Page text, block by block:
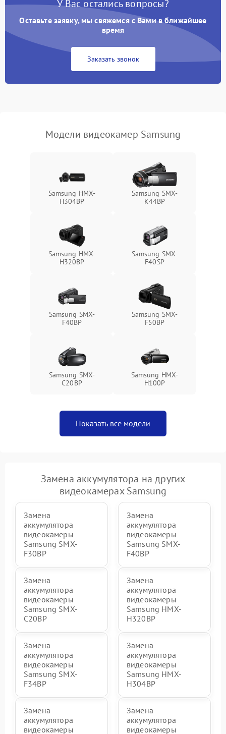
Плохое качество
2500 ₽ Подробнее →
Не работает зум Подробнее →
Не работает стабилизация
У Вас остались вопросы?
Оставьте заявку, мы свяжемся с Вами в ближайшее
время
Заказать звонок
Модели видеокамер Samsung
Samsung HMX-
H304BP
Samsung SMX-
K44BP
Samsung HMX-
H320BP
Samsung SMX-
F40SP
Samsung SMX-
F40BP
Samsung SMX-
F50BP
Samsung SMX-
C20BP
Samsung HMX-
H100P
Показать все модели
Замена аккумулятора на других
видеокамерах Samsung
Замена
аккумулятора
видеокамеры
Samsung SMX-
F30BP
Замена
аккумулятора
видеокамеры
Samsung SMX-
F40BP
Замена
аккумулятора
видеокамеры
Samsung SMX-
C20BP
Замена
аккумулятора
видеокамеры
Samsung HMX-
H320BP
Замена
аккумулятора
видеокамеры
Samsung SMX-
F34BP
Замена
аккумулятора
видеокамеры
Samsung HMX-
H304BP
Замена
аккумулятора
видеокамеры
Замена
аккумулятора
видеокамеры